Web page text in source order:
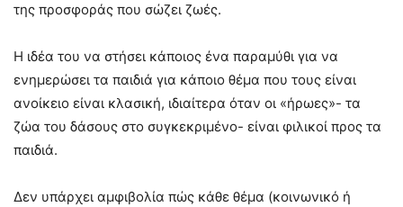
της προσφοράς που σώζει ζωές.
Η ιδέα του να στήσει κάποιος ένα παραμύθι για να
ενημερώσει τα παιδιά για κάποιο θέμα που τους είναι
ανοίκειο είναι κλασική, ιδιαίτερα όταν οι «ήρωες»- τα
ζώα του δάσους στο συγκεκριμένο- είναι φιλικοί προς τα
παιδιά.
Δεν υπάρχει αμφιβολία πώς κάθε θέμα (κοινωνικό ή